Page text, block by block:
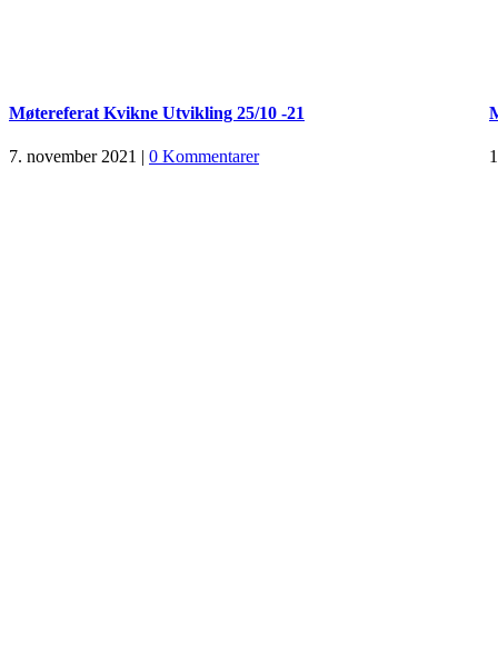
Møtereferat Kvikne Utvikling 25/10 -21
7. november 2021 | 0 Kommentarer